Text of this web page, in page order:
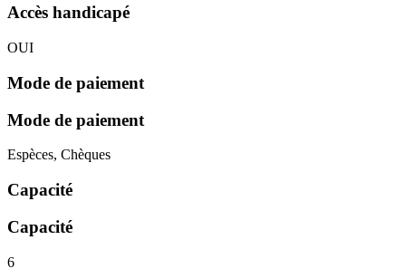
Accès handicapé
OUI
Mode de paiement
Mode de paiement
Espèces, Chèques
Capacité
Capacité
6